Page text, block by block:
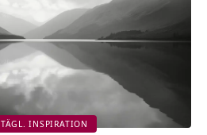
TÄGL. INSPIRATION